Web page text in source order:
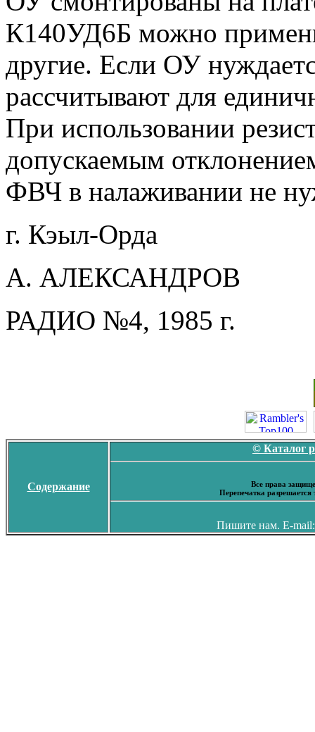
К140УД6Б можно
другие. Если ОУ
рассчитывают для
При использовании
допускаемым
ФВЧ в налаживании не
г. Кэыл-Орда
А. АЛЕКСАНДРОВ
РАДИО №4, 1985 г.
Содержание
© Каталог
Все права
Перепечатка
Пишите нам. E-